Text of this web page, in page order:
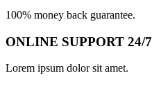
100% money back guarantee.
ONLINE SUPPORT 24/7
Lorem ipsum dolor sit amet.